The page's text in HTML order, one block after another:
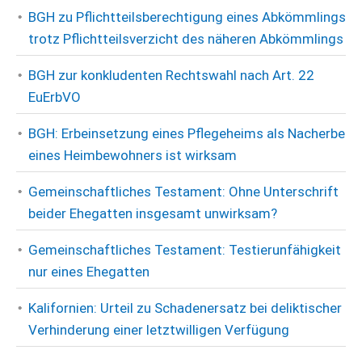
BGH zu Pflichtteilsberechtigung eines Abkömmlings
trotz Pflichtteilsverzicht des näheren Abkömmlings
BGH zur konkludenten Rechtswahl nach Art. 22
EuErbVO
BGH: Erbeinsetzung eines Pflegeheims als Nacherbe
eines Heimbewohners ist wirksam
Gemeinschaftliches Testament: Ohne Unterschrift
beider Ehegatten insgesamt unwirksam?
Gemeinschaftliches Testament: Testierunfähigkeit
nur eines Ehegatten
Kalifornien: Urteil zu Schadenersatz bei deliktischer
Verhinderung einer letztwilligen Verfügung